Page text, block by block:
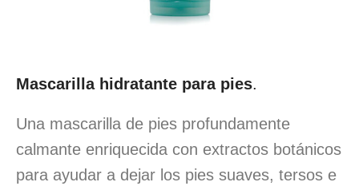
Mascarilla hidratante para pies.
Una mascarilla de pies profundamente
calmante enriquecida con extractos botánicos
para ayudar a dejar los pies suaves, tersos e